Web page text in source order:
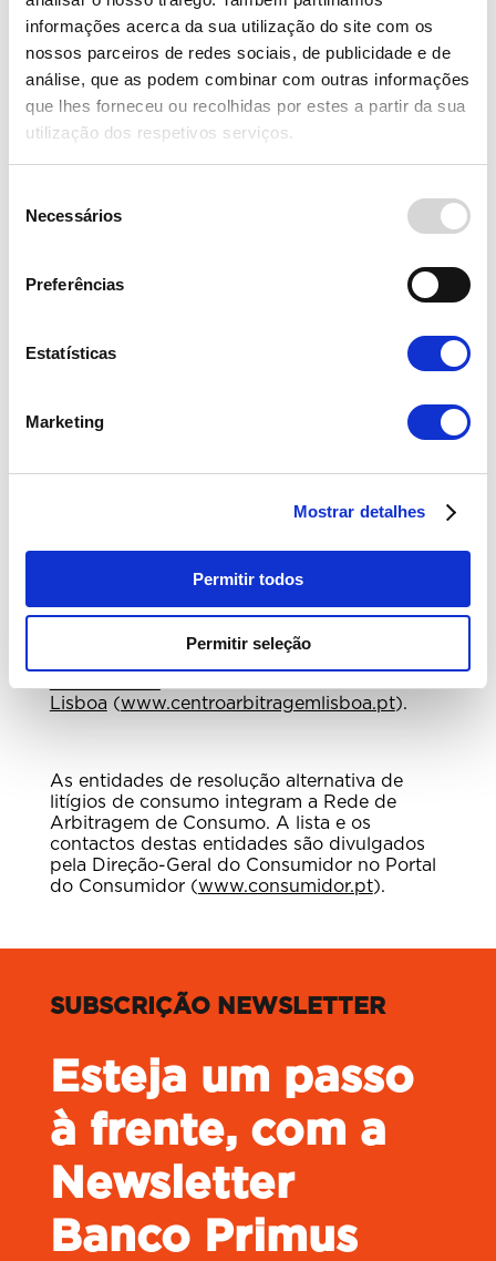
informações acerca da sua utilização do site com os
nossos parceiros de redes sociais, de publicidade e de
análise, que as podem combinar com outras informações
que lhes forneceu ou recolhidas por estes a partir da sua
utilização dos respetivos serviços.
Necessários
Preferências
Estatísticas
Marketing
Mostrar detalhes
Permitir todos
Permitir seleção
Resolução Alternativa de Litígios:
O Banco Primus informa, nos termos e para
os efeitos previstos na Lei 144/2015, de 8 de
consumo:
Consumo de Lisboa
CIMAAL – Centro de Informação, Mediação
Algarve
Arbitragem de Conflitos de Consumo;
CIMPAS – Centro de Informação, Mediação,
O Banco Primus informa que é
Arbitragem de Conflitos de
http://www.cniacc.pt/pt/
Lisboa (www.centroarbitragemlisboa.pt).
As entidades de resolução alternativa de
litígios de consumo integram a Rede de
Arbitragem de Consumo. A lista e os
contactos destas entidades são divulgados
pela Direção-Geral do Consumidor no Portal
do Consumidor (www.consumidor.pt).
SUBSCRIÇÃO NEWSLETTER
Esteja um passo
à frente, com a
Newsletter
Banco Primus